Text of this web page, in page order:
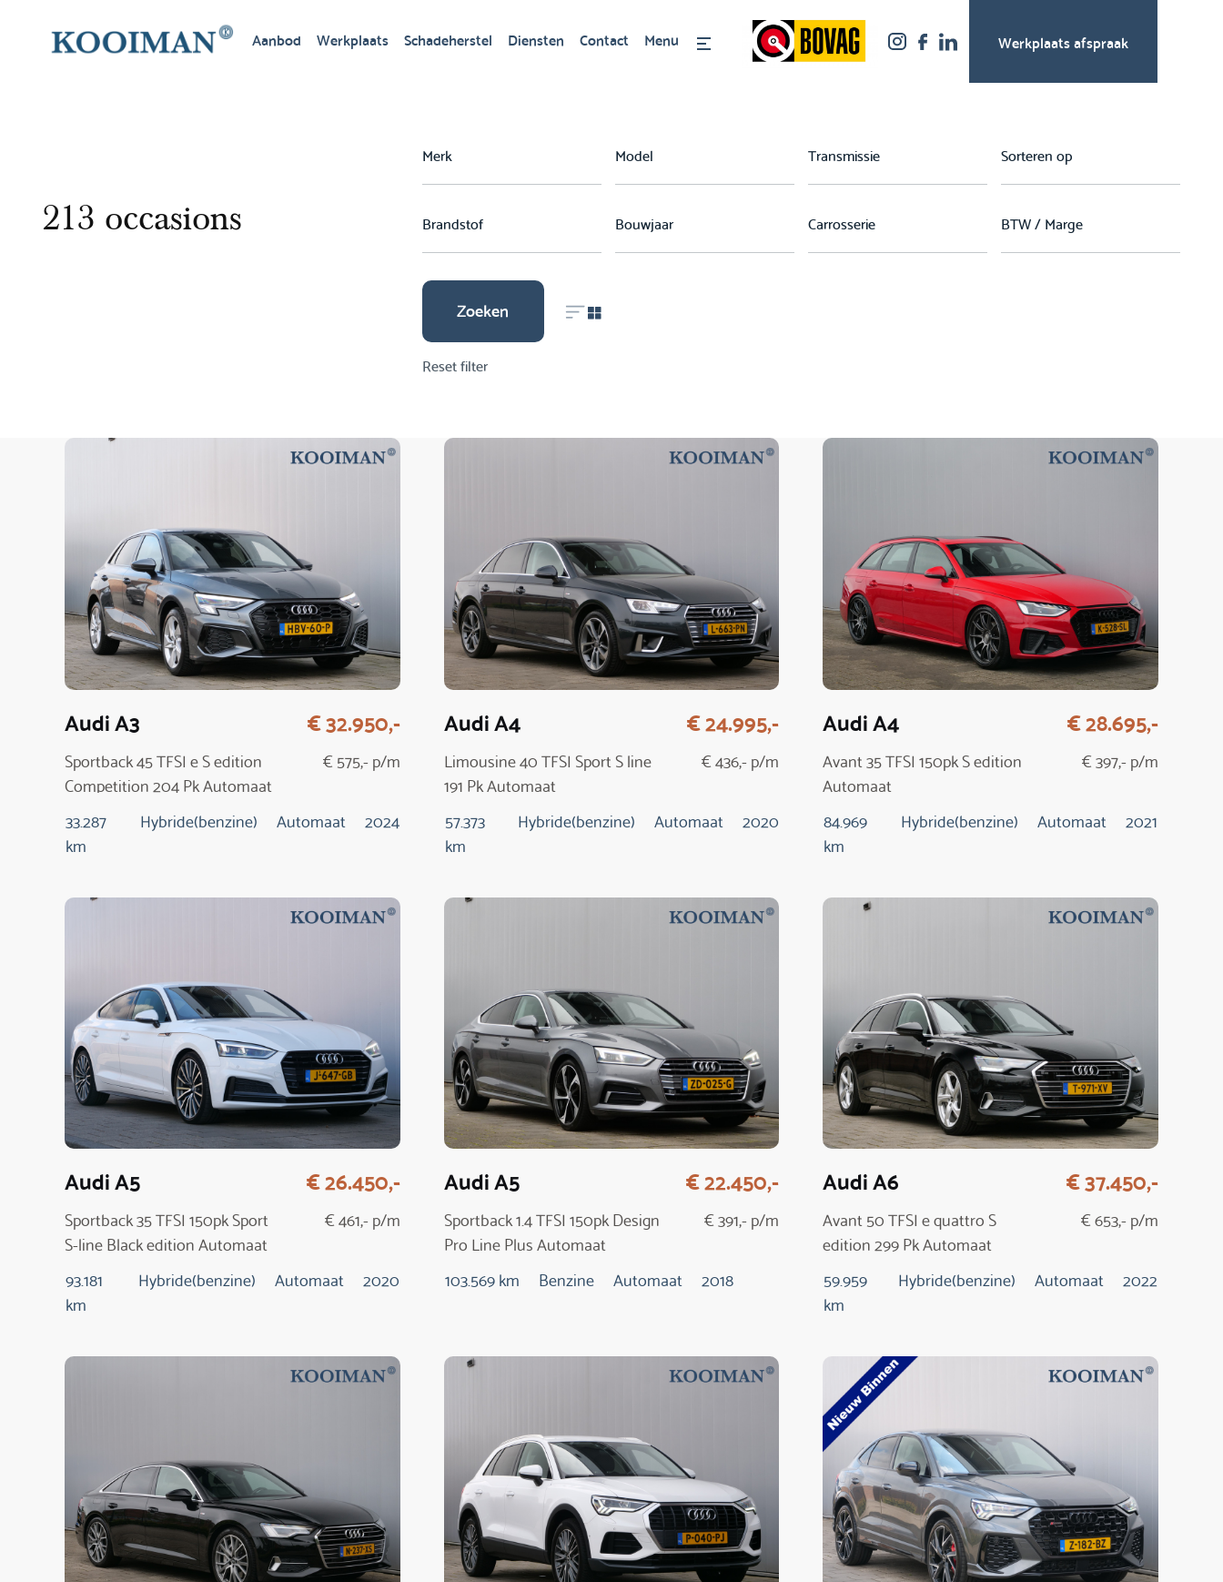
Aanbod Werkplaats Schadeherstel Diensten Contact Menu Werkplaats afspraak
213 occasions
Zoeken
Reset filter
Audi A3
Sportback 45 TFSI e S edition
Competition 204 Pk Automaat
€ 32.950,-
€ 575,- p/m
33.287
km
Hybride(benzine) Automaat 2024
Audi A4
Limousine 40 TFSI Sport S line
191 Pk Automaat
€ 24.995,-
€ 436,- p/m
57.373
km
Hybride(benzine) Automaat 2020
Audi A4
Avant 35 TFSI 150pk S edition
Automaat
€ 28.695,-
€ 397,- p/m
84.969
km
Hybride(benzine) Automaat 2021
Audi A5
Sportback 35 TFSI 150pk Sport
S-line Black edition Automaat
€ 26.450,-
€ 461,- p/m
93.181
km
Hybride(benzine) Automaat 2020
Audi A5
Sportback 1.4 TFSI 150pk Design
Pro Line Plus Automaat
€ 22.450,-
€ 391,- p/m
103.569 km Benzine Automaat 2018
Audi A6
Avant 50 TFSI e quattro S
edition 299 Pk Automaat
€ 37.450,-
€ 653,- p/m
59.959
km
Hybride(benzine) Automaat 2022